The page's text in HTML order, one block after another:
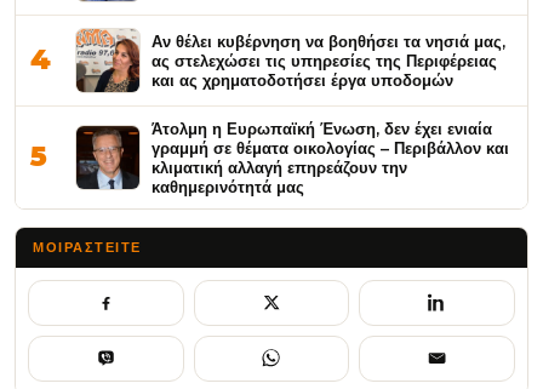
4
Αν θέλει κυβέρνηση να βοηθήσει τα νησιά μας,
ας στελεχώσει τις υπηρεσίες της Περιφέρειας
και ας χρηματοδοτήσει έργα υποδομών
5
Άτολμη η Ευρωπαϊκή Ένωση, δεν έχει ενιαία
γραμμή σε θέματα οικολογίας – Περιβάλλον και
κλιματική αλλαγή επηρεάζουν την
καθημερινότητά μας
ΜΟΙΡΑΣΤΕΊΤΕ